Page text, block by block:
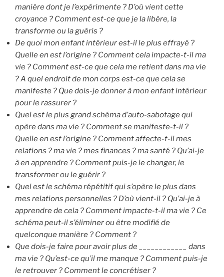
manière dont je l’expérimente ? D’où vient cette
croyance ? Comment est-ce que je la libère, la
transforme ou la guéris ?
De quoi mon enfant intérieur est-il le plus effrayé ?
Quelle en est l’origine ? Comment cela impacte-t-il ma
vie ? Comment est-ce que cela me retient dans ma vie
? A quel endroit de mon corps est-ce que cela se
manifeste ? Que dois-je donner à mon enfant intérieur
pour le rassurer ?
Quel est le plus grand schéma d’auto-sabotage qui
opère dans ma vie ? Comment se manifeste-t-il ?
Quelle en est l’origine ? Comment affecte-t-il mes
relations ? ma vie ? mes finances ? ma santé ? Qu’ai-je
à en apprendre ? Comment puis-je le changer, le
transformer ou le guérir ?
Quel est le schéma répétitif qui s’opère le plus dans
mes relations personnelles ? D’où vient-il ? Qu’ai-je à
apprendre de cela ? Comment impacte-t-il ma vie ? Ce
schéma peut-il s’éliminer ou être modifié de
quelconque manière ? Comment ?
Que dois-je faire pour avoir plus de ____________ dans
ma vie ? Qu’est-ce qu’il me manque ? Comment puis-je
le retrouver ? Comment le concrétiser ?